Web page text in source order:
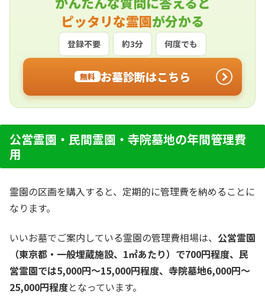
ピッタリな霊園が分かる
登録不要 約3分 何度でも
無料 お墓診断はこちら
公営霊園・民間霊園・寺院墓地の年間管理費
用
霊園の区画を購入すると、定期的に管理費を納めることに
なります。
いいお墓でご案内している霊園の管理費相場は、 公営霊園
（東京都・一般埋蔵施設、1㎡あたり）で700円程度、民
営霊園では5,000円～15,000円程度、寺院墓地6,000円～
25,000円程度となっています。